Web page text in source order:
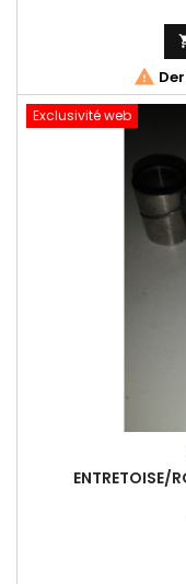

Exclusivité web
ENTRETOISE/